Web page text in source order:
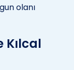
olanı
Kılcal